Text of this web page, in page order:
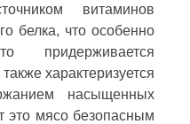
витаминов
белка, что особенно
придерживается
характеризуется
насыщенных
это мясо безопасным